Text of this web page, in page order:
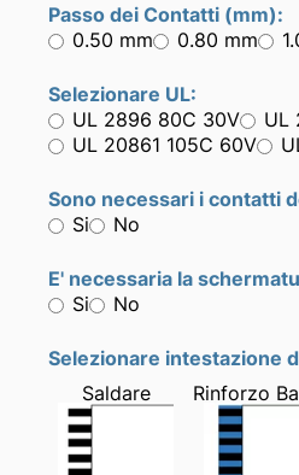
Passo dei Contatti (mm):
0.50 mm
0.80 mm
Selezionare UL:
UL 2896 80C 30V
UL
UL 20861 105C 60V
Sono necessari i contatti
Si
No
E' necessaria la
Si
No
Selezionare intestazione
Saldare
Rinforzo